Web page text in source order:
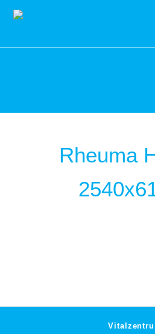
to
Rheuma